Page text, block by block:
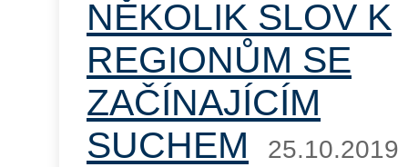
NĚKOLIK SLOV K
REGIONŮM SE
ZAČÍNAJÍCÍM
SUCHEM
25.10.2019